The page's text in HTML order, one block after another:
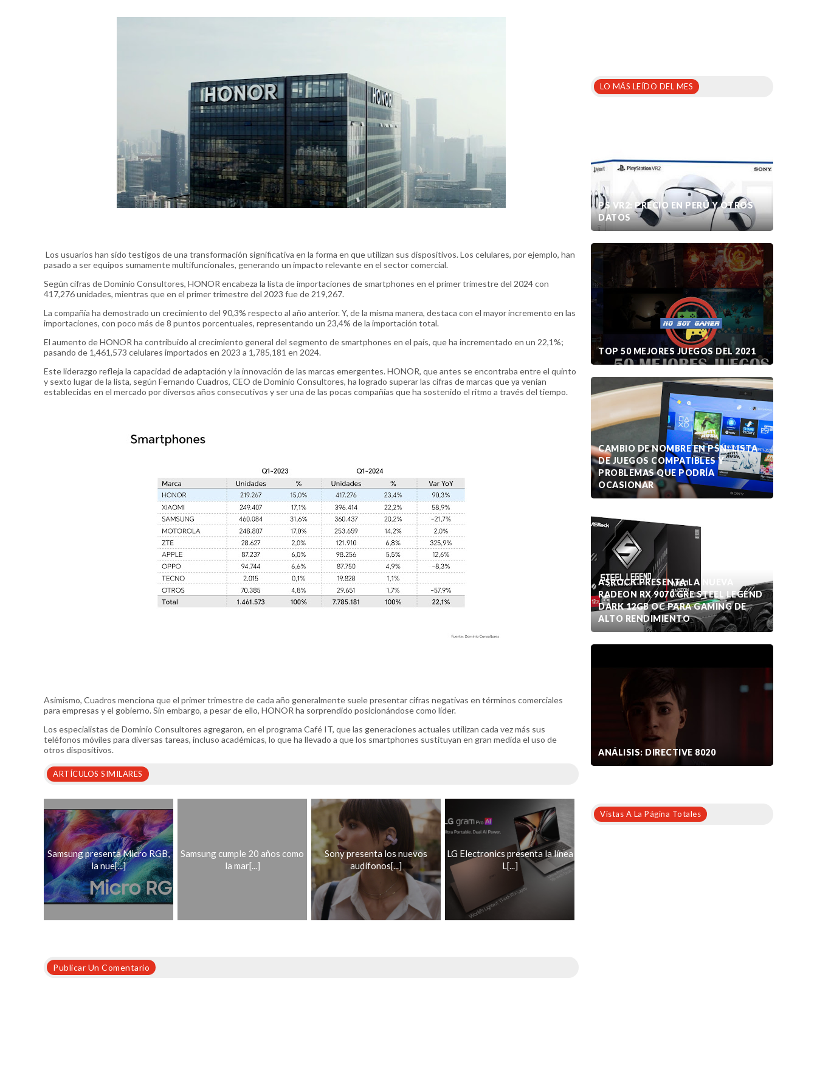
Los usuarios han sido testigos de una transformación significativa en la forma en que utilizan sus dispositivos. Los celulares, por ejemplo, han
pasado a ser equipos sumamente multifuncionales, generando un impacto relevante en el sector comercial.
Según cifras de Dominio Consultores, HONOR encabeza la lista de importaciones de smartphones en el primer trimestre del 2024 con
417,276 unidades, mientras que en el primer trimestre del 2023 fue de 219,267.
La compañía ha demostrado un crecimiento del 90,3% respecto al año anterior. Y, de la misma manera, destaca con el mayor incremento en las
importaciones, con poco más de 8 puntos porcentuales, representando un 23,4% de la importación total.
El aumento de HONOR ha contribuido al crecimiento general del segmento de smartphones en el país, que ha incrementado en un 22,1%;
pasando de 1,461,573 celulares importados en 2023 a 1,785,181 en 2024.
Este liderazgo refleja la capacidad de adaptación y la innovación de las marcas emergentes. HONOR, que antes se encontraba entre el quinto
y sexto lugar de la lista, según Fernando Cuadros, CEO de Dominio Consultores, ha logrado superar las cifras de marcas que ya venían
establecidas en el mercado por diversos años consecutivos y ser una de las pocas compañías que ha sostenido el ritmo a través del tiempo.
Asimismo, Cuadros menciona que el primer trimestre de cada año generalmente suele presentar cifras negativas en términos comerciales
para empresas y el gobierno. Sin embargo, a pesar de ello, HONOR ha sorprendido posicionándose como líder.
Los especialistas de Dominio Consultores agregaron, en el programa Café IT, que las generaciones actuales utilizan cada vez más sus
teléfonos móviles para diversas tareas, incluso académicas, lo que ha llevado a que los smartphones sustituyan en gran medida el uso de
otros dispositivos.
ARTÍCULOS SIMILARES
Samsung presenta Micro RGB,
la nue[...]
Samsung cumple 20 años como
la mar[...]
Sony presenta los nuevos
audífonos[...]
LG Electronics presenta la línea
L[...]
Publicar Un Comentario
LO MÁS LEÍDO DEL MES
PS VR2: PRECIO EN PERÚ Y OTROS
DATOS
TOP 50 MEJORES JUEGOS DEL 2021
CAMBIO DE NOMBRE EN PSN: LISTA
DE JUEGOS COMPATIBLES Y
PROBLEMAS QUE PODRÍA
OCASIONAR
ASROCK PRESENTA LA NUEVA
RADEON RX 9070 GRE STEEL LEGEND
DARK 12GB OC PARA GAMING DE
ALTO RENDIMIENTO
ANÁLISIS: DIRECTIVE 8020
Vistas A La Página Totales